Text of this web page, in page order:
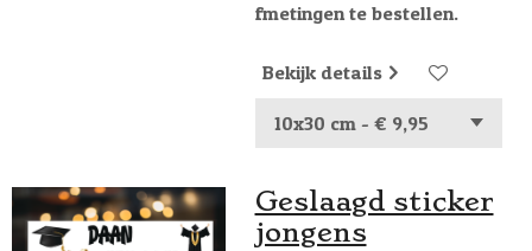
fmetingen te bestellen.
Bekijk details
Geslaagd sticker
jongens